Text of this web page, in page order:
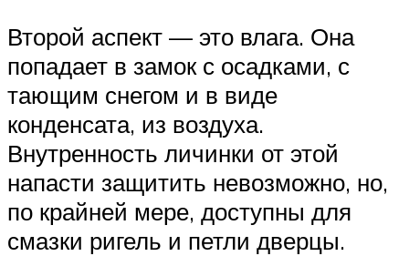
Второй аспект — это влага. Она
попадает в замок с осадками, с
тающим снегом и в виде
конденсата, из воздуха.
Внутренность личинки от этой
напасти защитить невозможно, но,
по крайней мере, доступны для
смазки ригель и петли дверцы.